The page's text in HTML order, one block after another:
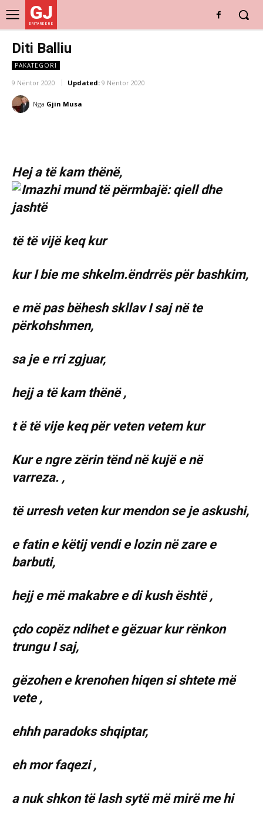
GJ
DRITARE E RE
Diti Balliu
PAKATEGORI
9 Nëntor 2020 Updated: 9 Nëntor 2020
Nga Gjin Musa
Hej a të kam thënë,
të të vijë keq kur
kur I bie me shkelm.ëndrrës për bashkim,
e më pas bëhesh skllav I saj në te
përkohshmen,
sa je e rri zgjuar,
hejj a të kam thënë ,
t ë të vije keq për veten vetem kur
Kur e ngre zërin tënd në kujë e në
varreza. ,
të urresh veten kur mendon se je askushi,
e fatin e këtij vendi e lozin në zare e
barbuti,
hejj e më makabre e di kush është ,
çdo copëz ndihet e gëzuar kur rënkon
trungu I saj,
gëzohen e krenohen hiqen si shtete më
vete ,
ehhh paradoks shqiptar,
eh mor faqezi ,
a nuk shkon të lash sytë më mirë me hi